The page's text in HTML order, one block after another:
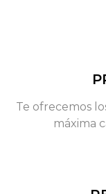
Te ofrecemos
máxima